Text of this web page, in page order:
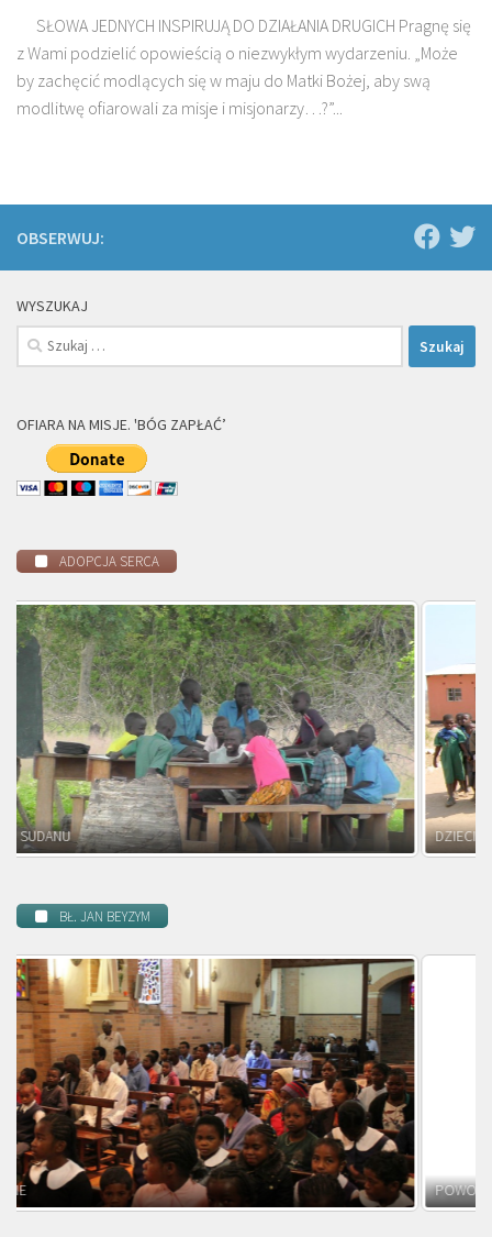
SŁOWA JEDNYCH INSPIRUJĄ DO DZIAŁANIA DRUGICH Pragnę się
z Wami podzielić opowieścią o niezwykłym wydarzeniu. „Może
by zachęcić modlących się w maju do Matki Bożej, aby swą
modlitwę ofiarowali za misje i misjonarzy…?”...
OBSERWUJ:
WYSZUKAJ
Szukaj:
OFIARA NA MISJE. 'BÓG ZAPŁAĆ’
ADOPCJA SERCA
DZIECI ZAMBII
BŁ. JAN BEYZYM
POWOŁANIE MISYJNE